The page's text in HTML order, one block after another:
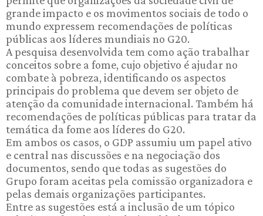
grande impacto e os movimentos sociais de todo o
mundo expressem recomendações de políticas
públicas aos líderes mundiais no G20.
A pesquisa desenvolvida tem como ação trabalhar
conceitos sobre a fome, cujo objetivo é ajudar no
combate à pobreza, identificando os aspectos
principais do problema que devem ser objeto de
atenção da comunidade internacional. Também há
recomendações de políticas públicas para tratar da
temática da fome aos líderes do G20.
Em ambos os casos, o GDP assumiu um papel ativo
e central nas discussões e na negociação dos
documentos, sendo que todas as sugestões do
Grupo foram aceitas pela comissão organizadora e
pelas demais organizações participantes.
Entre as sugestões está a inclusão de um tópico